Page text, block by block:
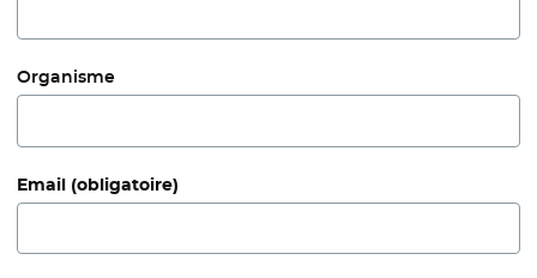
Organisme
Email (obligatoire)